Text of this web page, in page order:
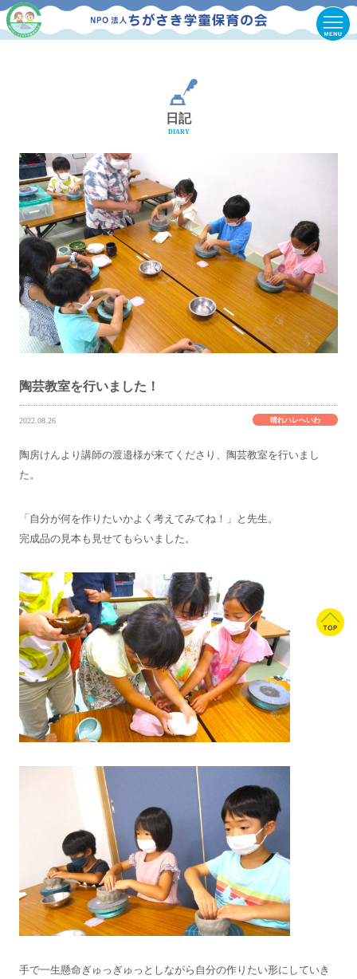
日記
DIARY
陶芸教室を行いました！
2022.08.26 晴れハレへいわ
陶房けんより講師の渡邉様が来てくださり、陶芸教室を行いまし
た。
「自分が何を作りたいかよく考えてみてね！」と先生。
完成品の見本も見せてもらいました。
手で一生懸命ぎゅっぎゅっとしながら自分の作りたい形にしていき